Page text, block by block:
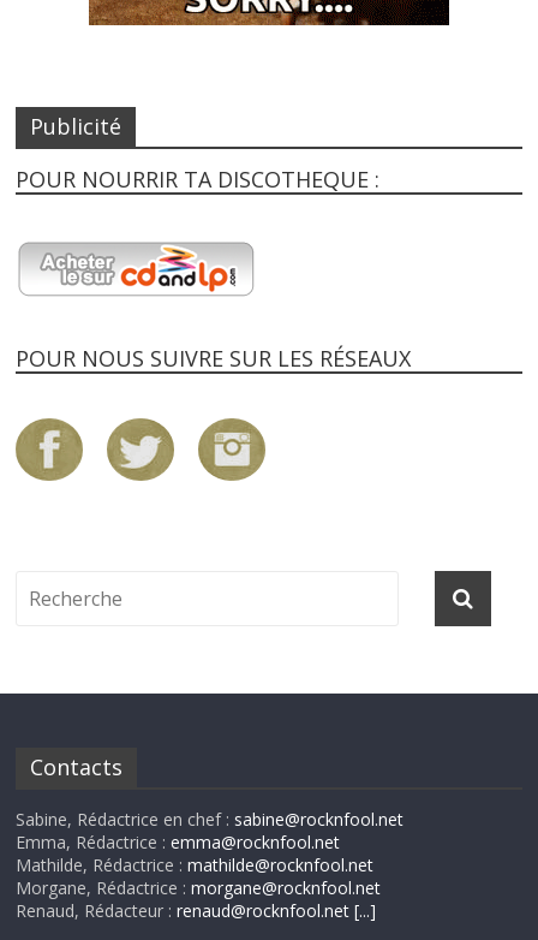
Publicité
POUR NOURRIR TA DISCOTHEQUE :
POUR NOUS SUIVRE SUR LES RÉSEAUX
Contacts
Sabine, Rédactrice en chef : sabine@rocknfool.net
Emma, Rédactrice :emma@rocknfool.net
Mathilde, Rédactrice :mathilde@rocknfool.net
Morgane, Rédactrice :morgane@rocknfool.net
Renaud, Rédacteur :renaud@rocknfool.net [...]